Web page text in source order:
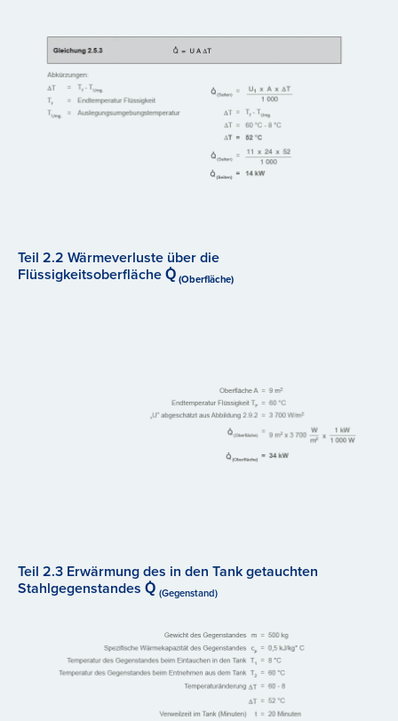
Teil 2.2 Wärmeverluste über die
FlüssigkeitsoberflächeQ̇(Oberfläche)
Teil 2.3 Erwärmung des in den Tank getauchten
Stahlgegenstandes Q̇ (Gegenstand)